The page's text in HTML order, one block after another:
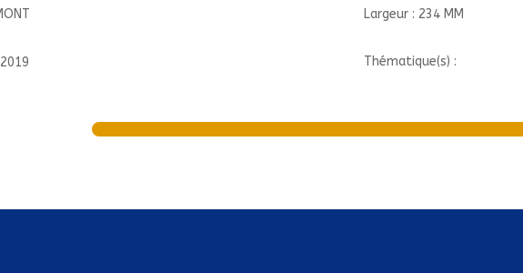
Largeur : 234 MM
Thématique(s) :